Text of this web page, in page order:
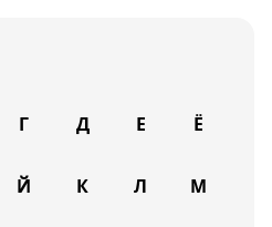
Г Д Е Ё
Й К Л М